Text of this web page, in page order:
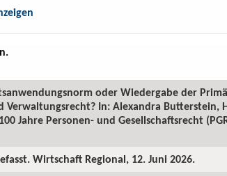
oder Wiedergabe der
In: Alexandra Butterstein,
Jahre Personen- und Gesellschaftsrecht
Wirtschaft Regional, 12. Juni 2026.